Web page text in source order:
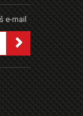
e-mail